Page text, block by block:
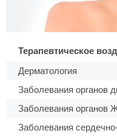
Терапевтическое
Дерматология
Заболевания органов
Заболевания органов
Заболевания